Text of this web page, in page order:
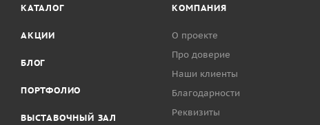
КАТАЛОГ
АКЦИИ
БЛОГ
ПОРТФОЛИО
ВЫСТАВОЧНЫЙ ЗАЛ
КОМПАНИЯ
О проекте
Про доверие
Наши клиенты
Благодарности
Реквизиты